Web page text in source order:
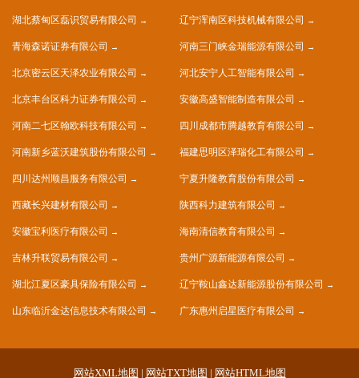
湖北蔡甸区磊识贸易有限公司 辽宁浑南区科技机械有限公司
青海森诺证券有限公司 河南三门峡金瑞能源有限公司
北京密云区天泽农业有限公司 河北安宁人工智能有限公司
北京丰台区科力证券有限公司 安徽高盛智能制造有限公司
河南二七区翰欧科技有限公司 四川成都市腾越教育有限公司
河南新乡蓝沃建筑股份有限公司 福建思明区泽瑞化工有限公司
四川达州顺昌服务有限公司 宁夏升隆教育股份有限公司
西藏长兴建材有限公司 陕西科力建筑有限公司
安徽宝利医疗有限公司 海南清信教育有限公司
吉林升联贸易有限公司 贵州广源新能源有限公司
湖北江夏区豪具保险有限公司 辽宁鞍山鑫达新能源股份有限公司
山东临沂金达信息技术有限公司 广东惠州启星医疗有限公司
网站XML地图 | 网站TXT地图 | 网站HTML地图